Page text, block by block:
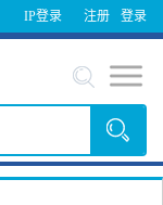
IP登录 登录
注册